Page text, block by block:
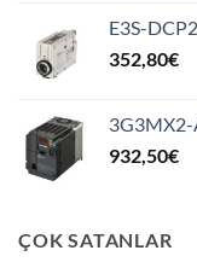
E3S-
352,80€
932,50€
ÇOK SATANLAR